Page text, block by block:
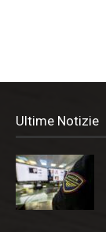
Ultime Notizie